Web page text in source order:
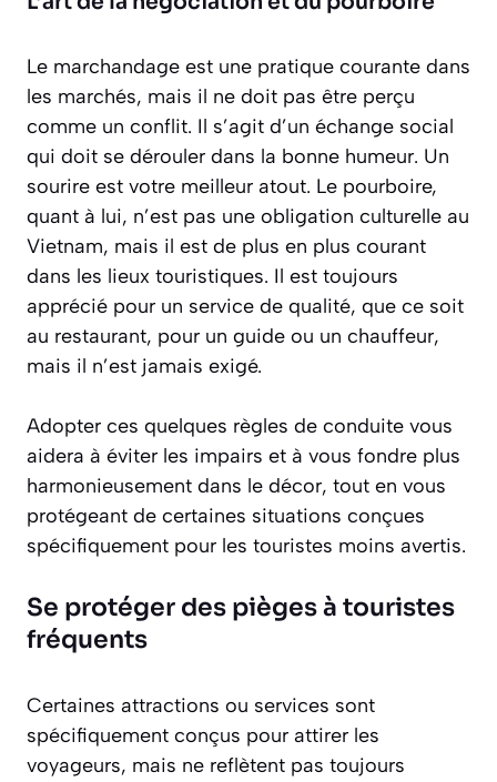
Le marchandage est une pratique courante dans
les marchés, mais il ne doit pas être perçu
comme un conflit. Il s’agit d’un échange social
qui doit se dérouler dans la bonne humeur. Un
sourire est votre meilleur atout. Le pourboire,
quant à lui, n’est pas une obligation culturelle au
Vietnam, mais il est de plus en plus courant
dans les lieux touristiques. Il est toujours
apprécié pour un service de qualité, que ce soit
au restaurant, pour un guide ou un chauffeur,
mais il n’est jamais exigé.
Adopter ces quelques règles de conduite vous
aidera à éviter les impairs et à vous fondre plus
harmonieusement dans le décor, tout en vous
protégeant de certaines situations conçues
spécifiquement pour les touristes moins avertis.
Se protéger des pièges à touristes
fréquents
Certaines attractions ou services sont
spécifiquement conçus pour attirer les
voyageurs, mais ne reflètent pas toujours